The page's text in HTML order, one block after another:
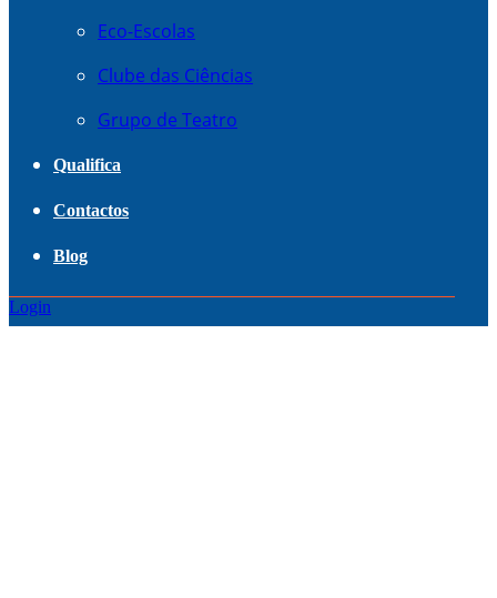
Eco-Escolas
Clube das Ciências
Grupo de Teatro
Qualifica
Contactos
Blog
Login